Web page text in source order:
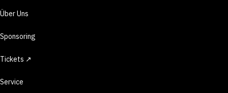
Über Uns
Sponsoring
Tickets ↗
Service